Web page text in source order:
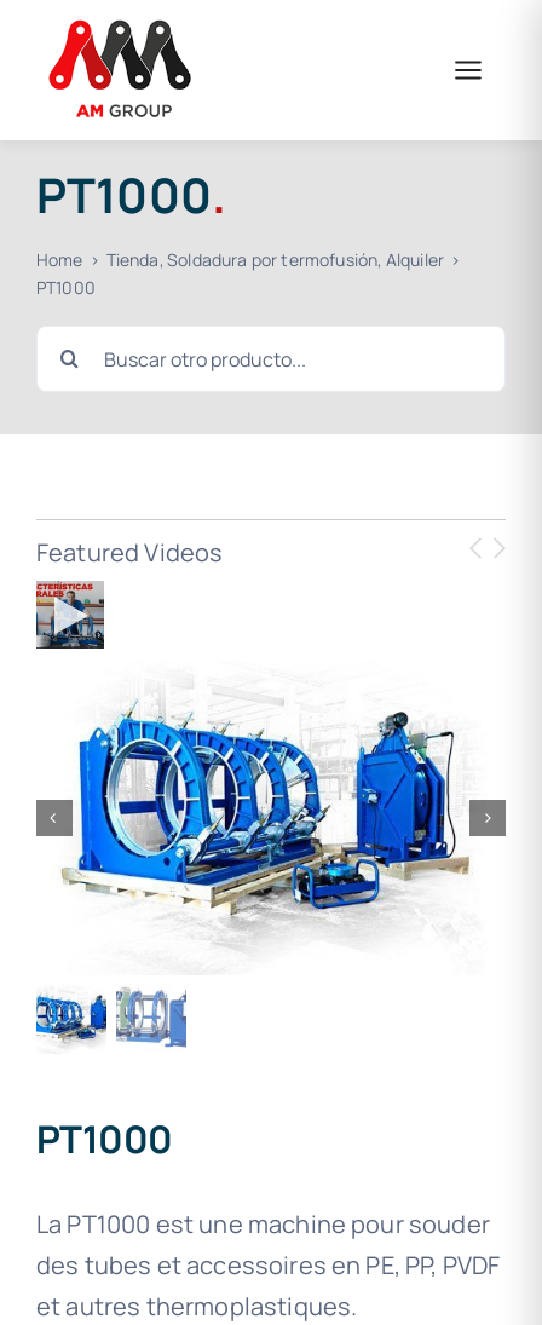
content
PT1000.
Home Tienda Soldadura por termofusión Alquiler
PT1000
Search
for:
Featured Videos
PT1000
La PT1000 est une machine pour souder
des tubes et accessoires en PE, PP, PVDF
et autres thermoplastiques.